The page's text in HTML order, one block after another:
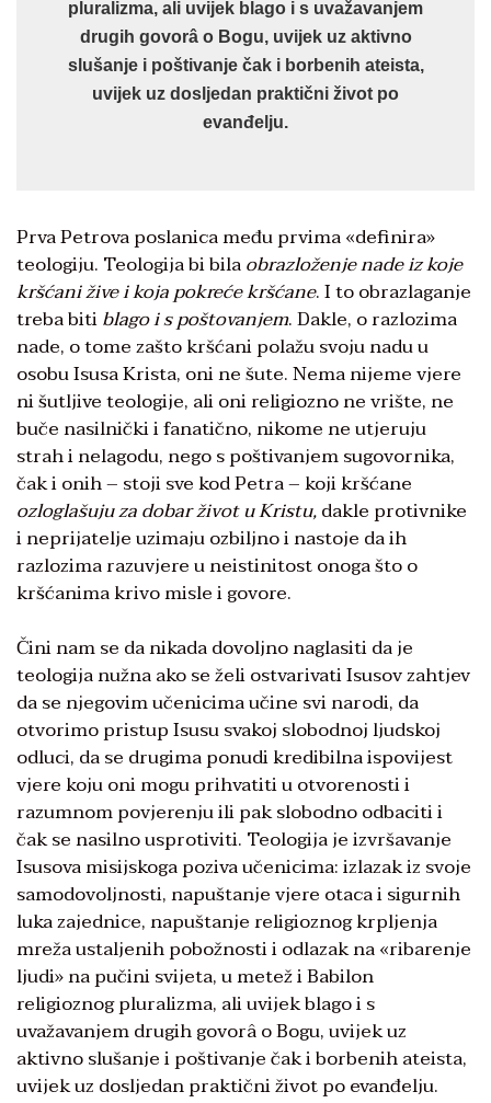
pluralizma, ali uvijek blago i s uvažavanjem
drugih govorâ o Bogu, uvijek uz aktivno
slušanje i poštivanje čak i borbenih ateista,
uvijek uz dosljedan praktični život po
evanđelju.
Prva Petrova poslanica među prvima «definira»
teologiju. Teologija bi bilaobrazloženje nade iz koje
kršćani žive i koja pokreće kršćane. I to obrazlaganje
treba bitiblago i s poštovanjem. Dakle, o razlozima
nade, o tome zašto kršćani polažu svoju nadu u
osobu Isusa Krista, oni ne šute. Nema nijeme vjere
ni šutljive teologije, ali oni religiozno ne vrište, ne
buče nasilnički i fanatično, nikome ne utjeruju
strah i nelagodu, nego s poštivanjem sugovornika,
čak i onih – stoji sve kod Petra – koji kršćane
ozloglašuju za dobar život u Kristu,dakle protivnike
i neprijatelje uzimaju ozbiljno i nastoje da ih
razlozima razuvjere u neistinitost onoga što o
kršćanima krivo misle i govore.
Čini nam se da nikada dovoljno naglasiti da je
teologija nužna ako se želi ostvarivati Isusov zahtjev
da se njegovim učenicima učine svi narodi, da
otvorimo pristup Isusu svakoj slobodnoj ljudskoj
odluci, da se drugima ponudi kredibilna ispovijest
vjere koju oni mogu prihvatiti u otvorenosti i
razumnom povjerenju ili pak slobodno odbaciti i
čak se nasilno usprotiviti. Teologija je izvršavanje
Isusova misijskoga poziva učenicima: izlazak iz svoje
samodovoljnosti, napuštanje vjere otaca i sigurnih
luka zajednice, napuštanje religioznog krpljenja
mreža ustaljenih pobožnosti i odlazak na «ribarenje
ljudi» na pučini svijeta, u metež i Babilon
religioznog pluralizma, ali uvijek blago i s
uvažavanjem drugih govorâ o Bogu, uvijek uz
aktivno slušanje i poštivanje čak i borbenih ateista,
uvijek uz dosljedan praktični život po evanđelju.